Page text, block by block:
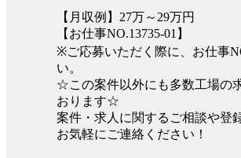
【月収例】27万～29万円
【お仕事NO.13735-01】
※ご応募いただく際に、お仕事
い。
☆この案件以外にも多数工場の
おります☆
案件・求人に関するご相談や登
お気軽にご連絡ください！